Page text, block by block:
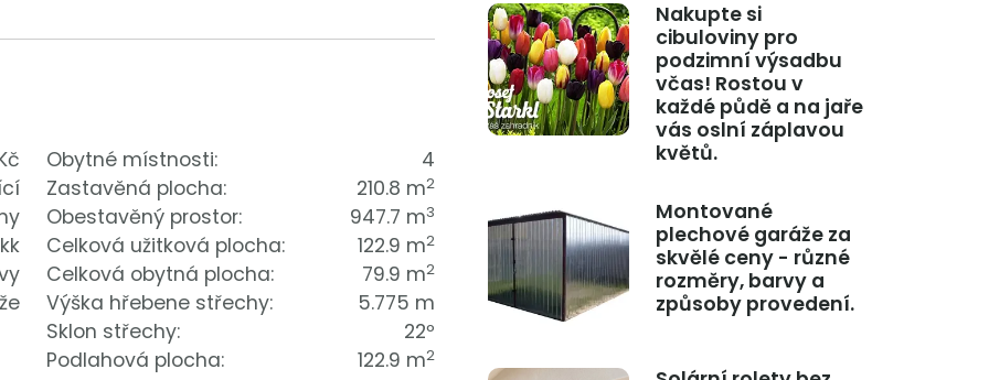
Obytné místnosti:
4
Zastavěná plocha:
210.8 m2
Obestavěný prostor: 947.7 m3
Celková užitková plocha: 122.9 m2
Celková obytná plocha: 79.9 m2
Výška hřebene střechy:
5.775 m
Sklon střechy:
22º
Podlahová plocha:
122.9 m2
Nakupte si
cibuloviny pro
podzimní výsadbu
včas! Rostou v
každé půdě a na jaře
vás oslní záplavou
květů.
Montované
plechové garáže za
skvělé ceny - různé
rozměry, barvy a
způsoby provedení.